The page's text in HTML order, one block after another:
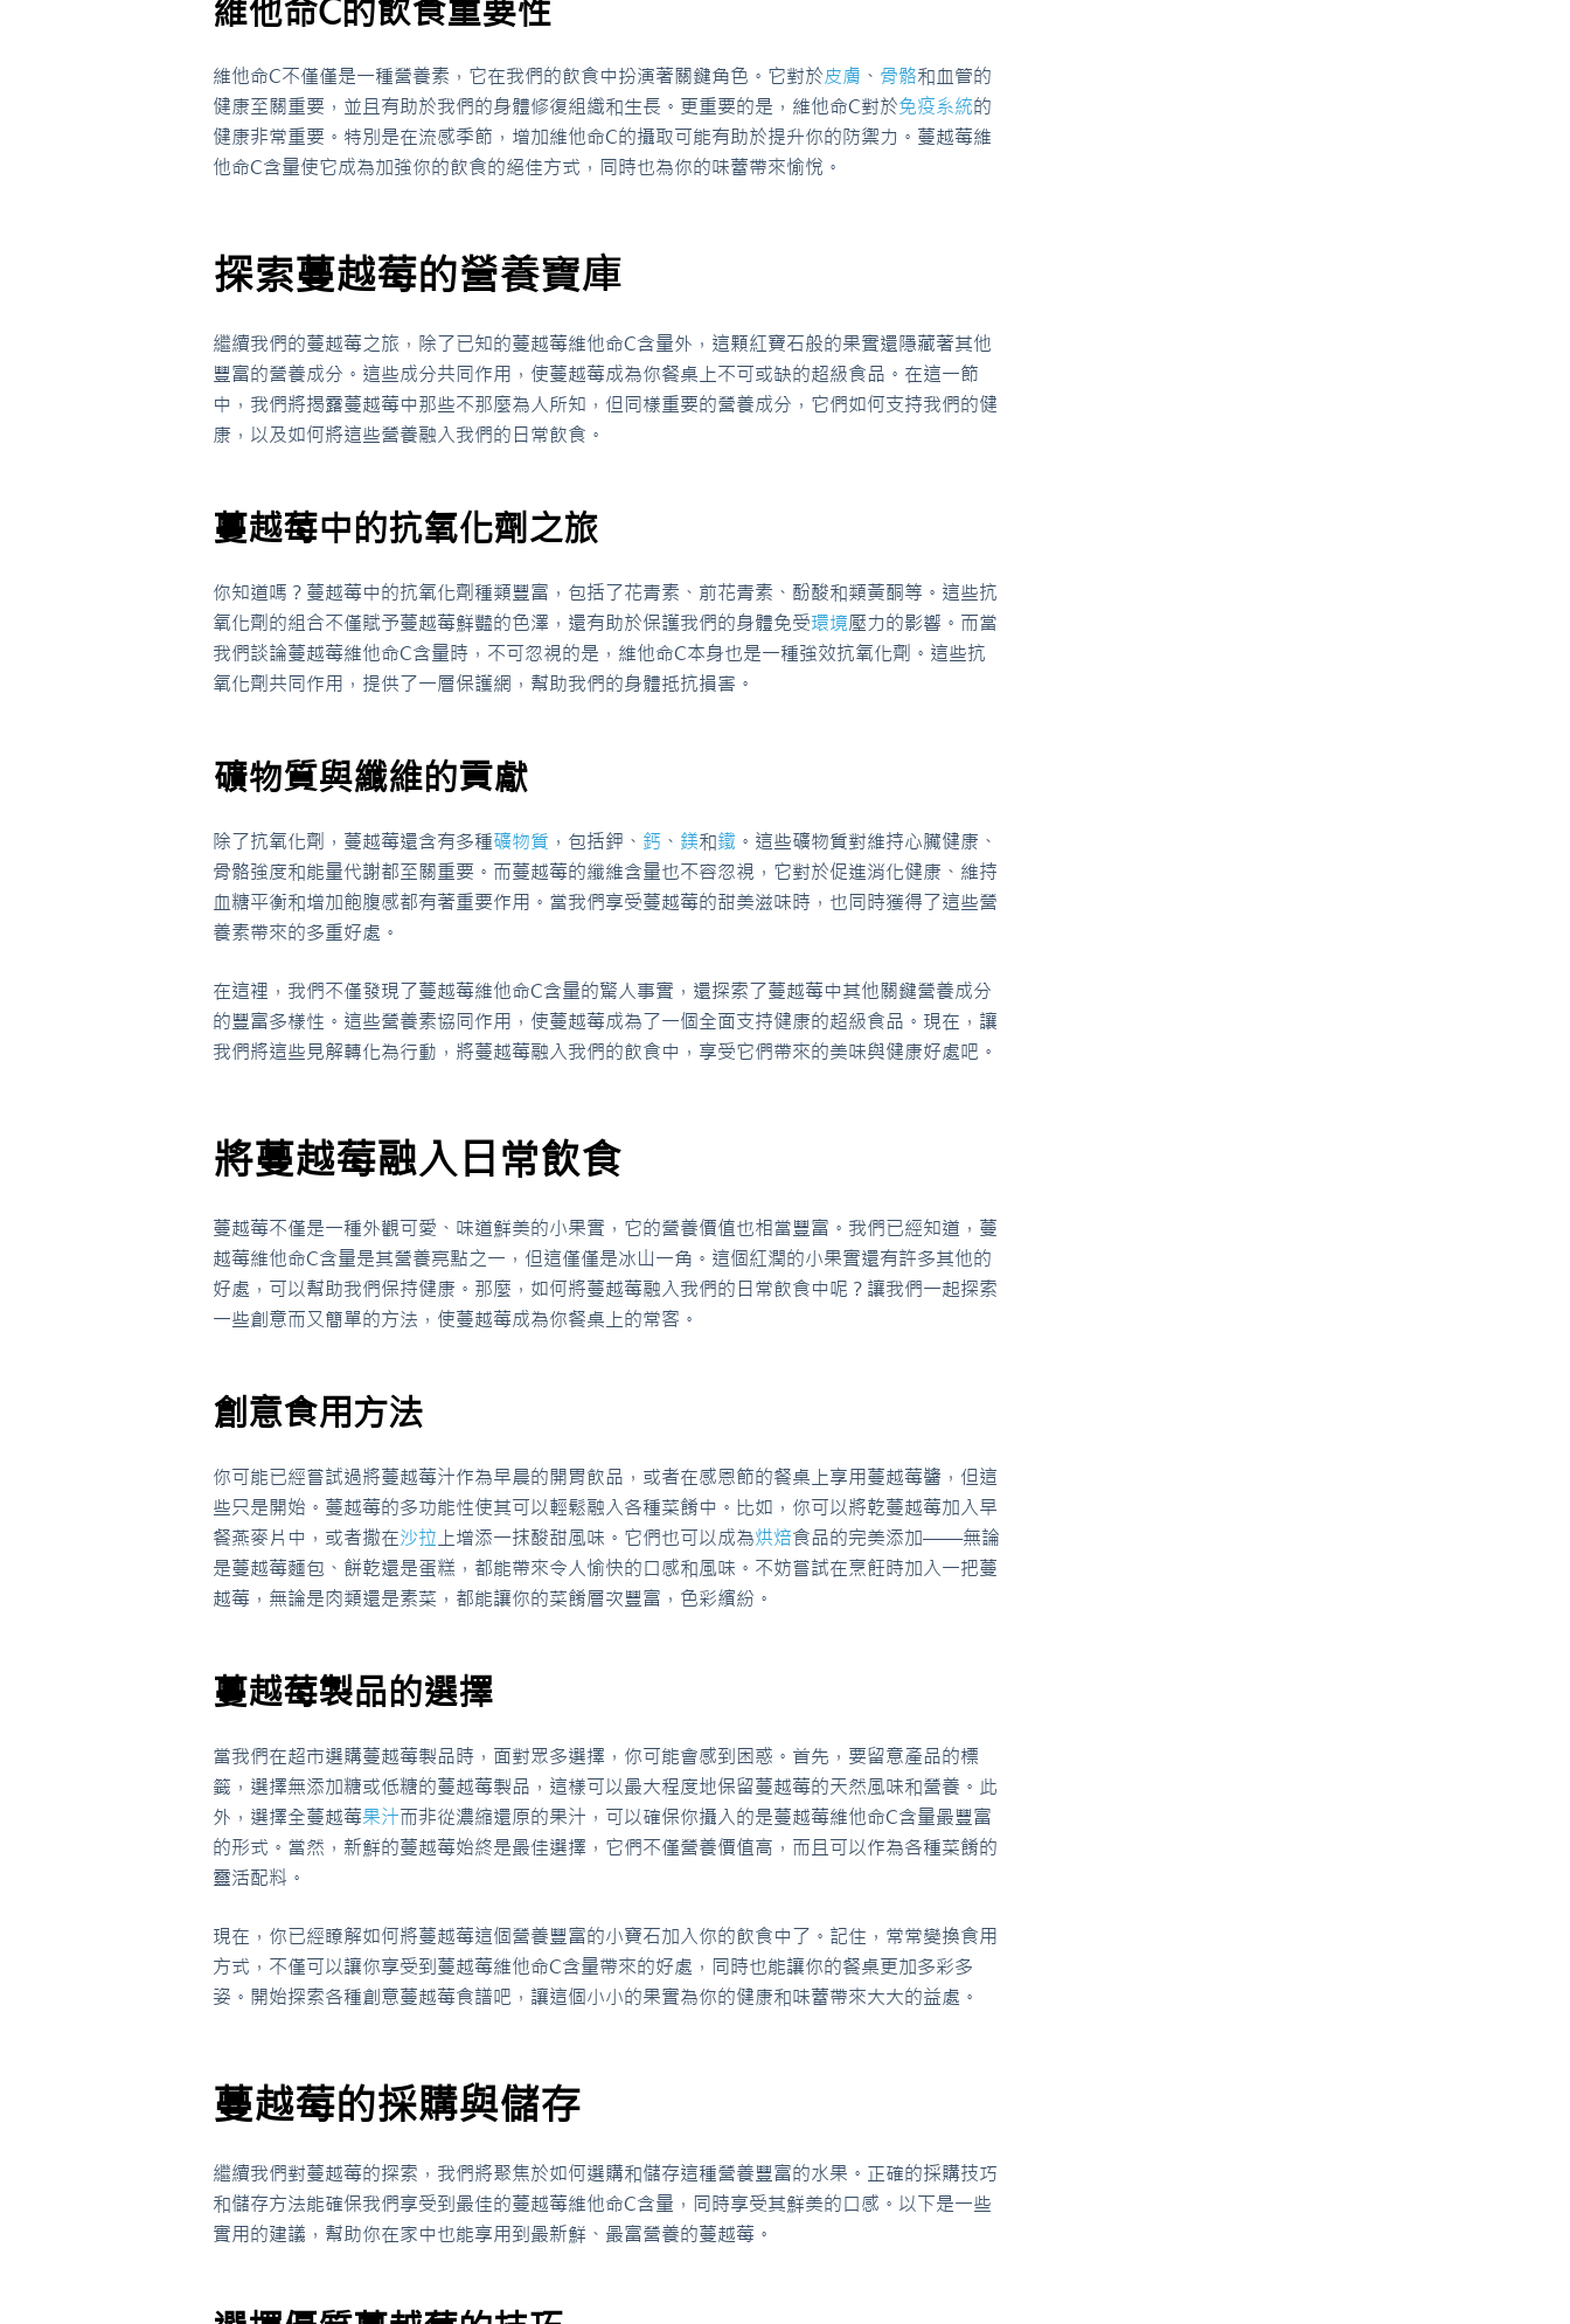
維他命C的飲食重要性
維他命C不僅僅是一種營養素，它在我們的飲食中扮演著關鍵角色。它對於皮膚 、 骨骼和血管的
健康至關重要，並且有助於我們的身體修復組織和生長。更重要的是，維他命C對於免疫系統的
健康非常重要。特別是在流感季節，增加維他命C的攝取可能有助於提升你的防禦力。蔓越莓維
他命C含量使它成為加強你的飲食的絕佳方式，同時也為你的味蕾帶來愉悅。
探索蔓越莓的營養寶庫
繼續我們的蔓越莓之旅，除了已知的蔓越莓維他命C含量外，這顆紅寶石般的果實還隱藏著其他
豐富的營養成分。這些成分共同作用，使蔓越莓成為你餐桌上不可或缺的超級食品。在這一節
中，我們將揭露蔓越莓中那些不那麼為人所知，但同樣重要的營養成分，它們如何支持我們的健
康，以及如何將這些營養融入我們的日常飲食。
蔓越莓中的抗氧化劑之旅
你知道嗎？蔓越莓中的抗氧化劑種類豐富，包括了花青素、前花青素、酚酸和類黃酮等。這些抗
氧化劑的組合不僅賦予蔓越莓鮮豔的色澤，還有助於保護我們的身體免受環境壓力的影響。而當
我們談論蔓越莓維他命C含量時，不可忽視的是，維他命C本身也是一種強效抗氧化劑。這些抗
氧化劑共同作用，提供了一層保護網，幫助我們的身體抵抗損害。
礦物質與纖維的貢獻
除了抗氧化劑，蔓越莓還含有多種礦物質 ，包括鉀、 鈣 、 鎂和鐵 。這些礦物質對維持心臟健康、
骨骼強度和能量代謝都至關重要。而蔓越莓的纖維含量也不容忽視，它對於促進消化健康、維持
血糖平衡和增加飽腹感都有著重要作用。當我們享受蔓越莓的甜美滋味時，也同時獲得了這些營
養素帶來的多重好處。
在這裡，我們不僅發現了蔓越莓維他命C含量的驚人事實，還探索了蔓越莓中其他關鍵營養成分
的豐富多樣性。這些營養素協同作用，使蔓越莓成為了一個全面支持健康的超級食品。現在，讓
我們將這些見解轉化為行動，將蔓越莓融入我們的飲食中，享受它們帶來的美味與健康好處吧。
將蔓越莓融入日常飲食
蔓越莓不僅是一種外觀可愛、味道鮮美的小果實，它的營養價值也相當豐富。我們已經知道，蔓
越莓維他命C含量是其營養亮點之一，但這僅僅是冰山一角。這個紅潤的小果實還有許多其他的
好處，可以幫助我們保持健康。那麼，如何將蔓越莓融入我們的日常飲食中呢？讓我們一起探索
一些創意而又簡單的方法，使蔓越莓成為你餐桌上的常客。
創意食用方法
你可能已經嘗試過將蔓越莓汁作為早晨的開胃飲品，或者在感恩節的餐桌上享用蔓越莓醬，但這
些只是開始。蔓越莓的多功能性使其可以輕鬆融入各種菜餚中。比如，你可以將乾蔓越莓加入早
餐燕麥片中，或者撒在沙拉 上增添一抹酸甜風味。它們也可以成為烘焙食品的完美添加——無論
是蔓越莓麵包、餅乾還是蛋糕，都能帶來令人愉快的口感和風味。不妨嘗試在烹飪時加入一把蔓
越莓，無論是肉類還是素菜，都能讓你的菜餚層次豐富，色彩繽紛。
蔓越莓製品的選擇
當我們在超市選購蔓越莓製品時，面對眾多選擇，你可能會感到困惑。首先，要留意產品的標
籤，選擇無添加糖或低糖的蔓越莓製品，這樣可以最大程度地保留蔓越莓的天然風味和營養。此
外，選擇全蔓越莓果汁而非從濃縮還原的果汁，可以確保你攝入的是蔓越莓維他命C含量最豐富
的形式。當然，新鮮的蔓越莓始終是最佳選擇，它們不僅營養價值高，而且可以作為各種菜餚的
靈活配料。
現在，你已經瞭解如何將蔓越莓這個營養豐富的小寶石加入你的飲食中了。記住，常常變換食用
方式，不僅可以讓你享受到蔓越莓維他命C含量帶來的好處，同時也能讓你的餐桌更加多彩多
姿。開始探索各種創意蔓越莓食譜吧，讓這個小小的果實為你的健康和味蕾帶來大大的益處。
蔓越莓的採購與儲存
繼續我們對蔓越莓的探索，我們將聚焦於如何選購和儲存這種營養豐富的水果。正確的採購技巧
和儲存方法能確保我們享受到最佳的蔓越莓維他命C含量，同時享受其鮮美的口感。以下是一些
實用的建議，幫助你在家中也能享用到最新鮮、最富營養的蔓越莓。